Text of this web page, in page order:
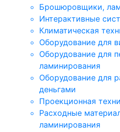
Брошюровщики,
Интерактивные
Климатическая
Оборудование для
Оборудование для
ламинирования
Оборудование для
деньгами
Проекционная
Расходные
ламинирования